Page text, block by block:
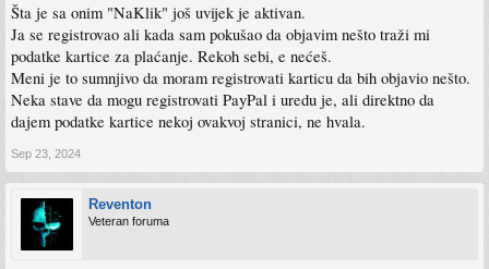
Šta je sa onim "NaKlik" još uvijek je aktivan.
Ja se registrovao ali kada sam pokušao da objavim nešto traži mi
podatke kartice za plaćanje. Rekoh sebi, e nećeš.
Meni je to sumnjivo da moram registrovati karticu da bih objavio nešto.
Neka stave da mogu registrovati PayPal i uredu je, ali direktno da
dajem podatke kartice nekoj ovakvoj stranici, ne hvala.
Sep 23, 2024
Reventon
Veteran foruma